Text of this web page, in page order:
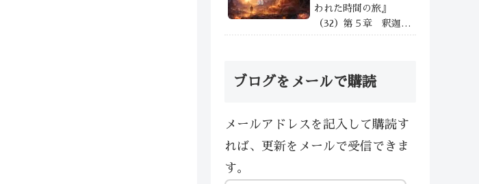
われた時間の旅』
（32）第５章 釈迦の
ブログをメールで購読
メールアドレスを記入して購読す
れば、更新をメールで受信できま
す。